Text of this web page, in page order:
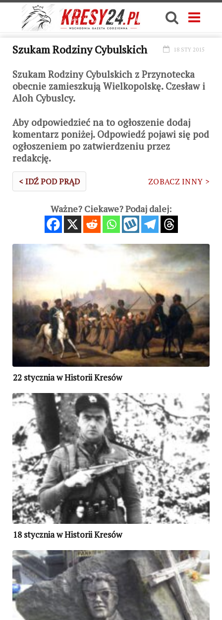
Szukam Rodziny Cybulskich 18 STY 2015
Szukam Rodziny Cybulskich z Przynotecka
obecnie zamieszkują Wielkopolskę. Czesław i
Aloh Cybuslcy.
Aby odpowiedzieć na to ogłoszenie dodaj
komentarz poniżej. Odpowiedź pojawi się pod
ogłoszeniem po zatwierdzeniu przez
redakcję.
< IDŹ POD PRĄD ZOBACZ INNY >
Ważne? Ciekawe? Podaj dalej:
22 stycznia w Historii Kresów
18 stycznia w Historii Kresów